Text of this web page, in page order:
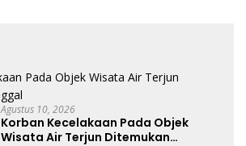
Agustus 10, 2026
Korban Kecelakaan Pada Objek
Wisata Air Terjun Ditemukan